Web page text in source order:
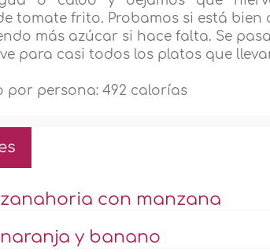
tomate frito. Probamos si está bien
más azúcar si hace falta. Se
para casi todos los platos que
por persona: 492 calorías
con manzana
y banano